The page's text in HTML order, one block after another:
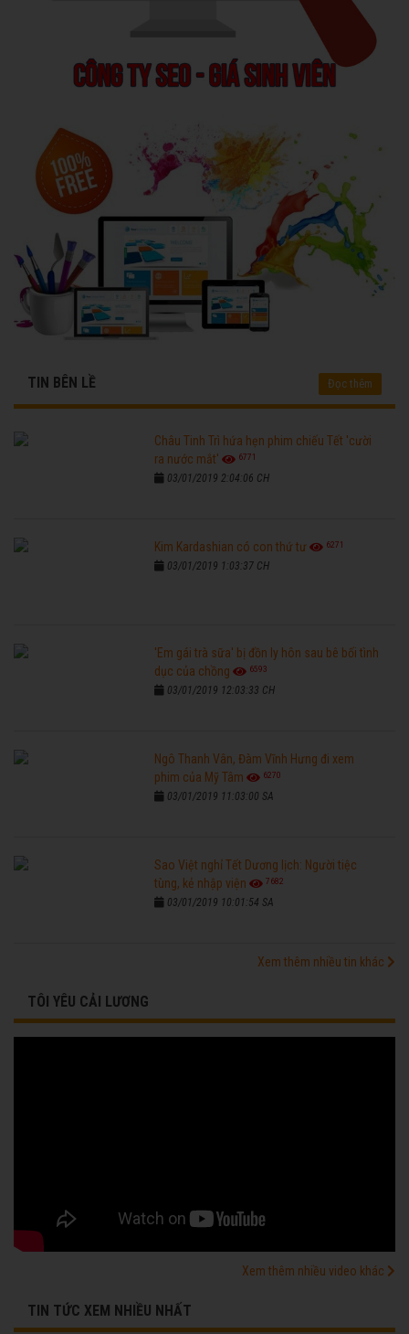
TIN BÊN LỀ Đọc thêm
Châu Tinh Trì hứa hẹn phim chiếu Tết 'cười
ra nước mắt'
6771
03/01/2019 2:04:06 CH
Kim Kardashian có con thứ tư 6271
03/01/2019 1:03:37 CH
'Em gái trà sữa' bị đồn ly hôn sau bê bối tình
dục của chồng
6593
03/01/2019 12:03:33 CH
Ngô Thanh Vân, Đàm Vĩnh Hưng đi xem
phim của Mỹ Tâm
6270
03/01/2019 11:03:00 SA
Sao Việt nghỉ Tết Dương lịch: Người tiệc
tùng, kẻ nhập viện
7682
03/01/2019 10:01:54 SA
Xem thêm nhiều tin khác
TÔI YÊU CẢI LƯƠNG
Xem thêm nhiều video khác
TIN TỨC XEM NHIỀU NHẤT